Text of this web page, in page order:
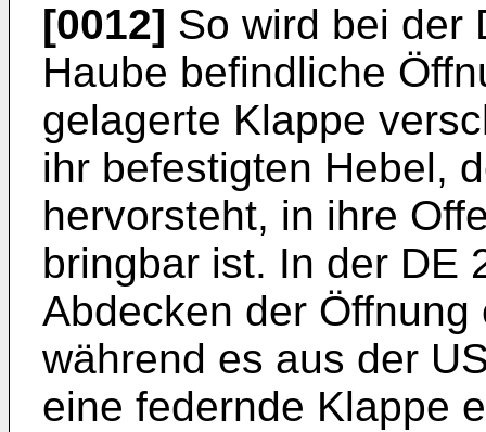
[0012] So wird bei der
Haube befindliche
gelagerte Klappe
ihr befestigten Hebel,
hervorsteht, in ihre
bringbar ist. In der DE
Abdecken der
während es aus der
eine federnde Klappe